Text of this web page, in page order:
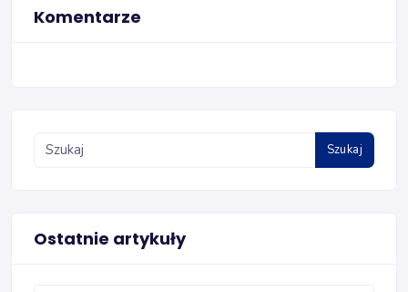
Komentarze
Szukaj
Ostatnie artykuły